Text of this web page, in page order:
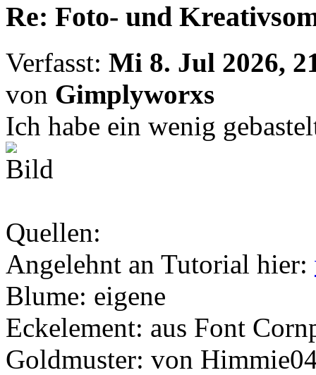
Re: Foto- und
Verfasst: Mi 8. Jul 2026,
von Gimplyworxs
Ich habe ein wenig
Quellen:
Angelehnt an Tutorial hier:
Blume: eigene
Eckelement: aus Font
Goldmuster: von